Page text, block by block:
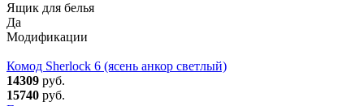
Ящик для белья
Да
Модификации
Комод Sherlock 6 (ясень анкор светлый)
14309 руб.
15740 руб.